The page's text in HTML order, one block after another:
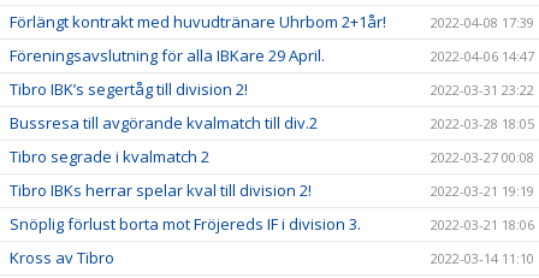
Förlängt kontrakt med huvudtränare Uhrbom 2+1år! 2022-04-08 17:39
Föreningsavslutning för alla IBKare 29 April. 2022-04-06 14:47
Tibro IBK’s segertåg till division 2! 2022-03-31 23:22
Bussresa till avgörande kvalmatch till div.2 2022-03-28 18:05
Tibro segrade i kvalmatch 2 2022-03-27 00:08
Tibro IBKs herrar spelar kval till division 2! 2022-03-21 19:19
Snöplig förlust borta mot Fröjereds IF i division 3. 2022-03-21 18:06
Kross av Tibro 2022-03-14 11:10